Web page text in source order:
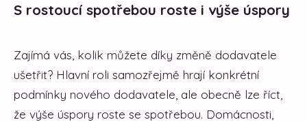
S rostoucí spotřebou roste i výše úspory
Zajímá vás, kolik můžete díky změně dodavatele
ušetřit? Hlavní roli samozřejmě hrají konkrétní
podmínky nového dodavatele, ale obecně lze říct,
že výše úspory roste se spotřebou. Domácnosti,